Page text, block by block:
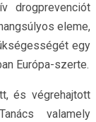
drogprevenciót
eleme,
egy
Európa-szerte.
és végrehajtott
valamely